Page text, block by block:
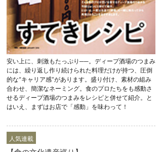
安い上に、刺激もたっぷり──。ディープ酒場のつまみ
には、繰り返し作り続けられた料理だけが持つ、圧倒
的な“キャリア感”があります。盛り付け、素材の組み
合わせ、簡潔なネーミング。食のプロたちをも感動さ
せるディープ酒場のつまみをレシピと併せて紹介。と
はいえ、まずはお店で「感動」を味わって！
人気連載